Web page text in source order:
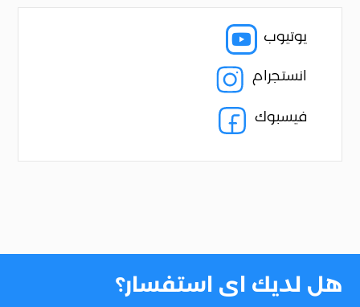
 يوتيوب
انستجرام
فيسبوك
هل لديك اى استفسار؟